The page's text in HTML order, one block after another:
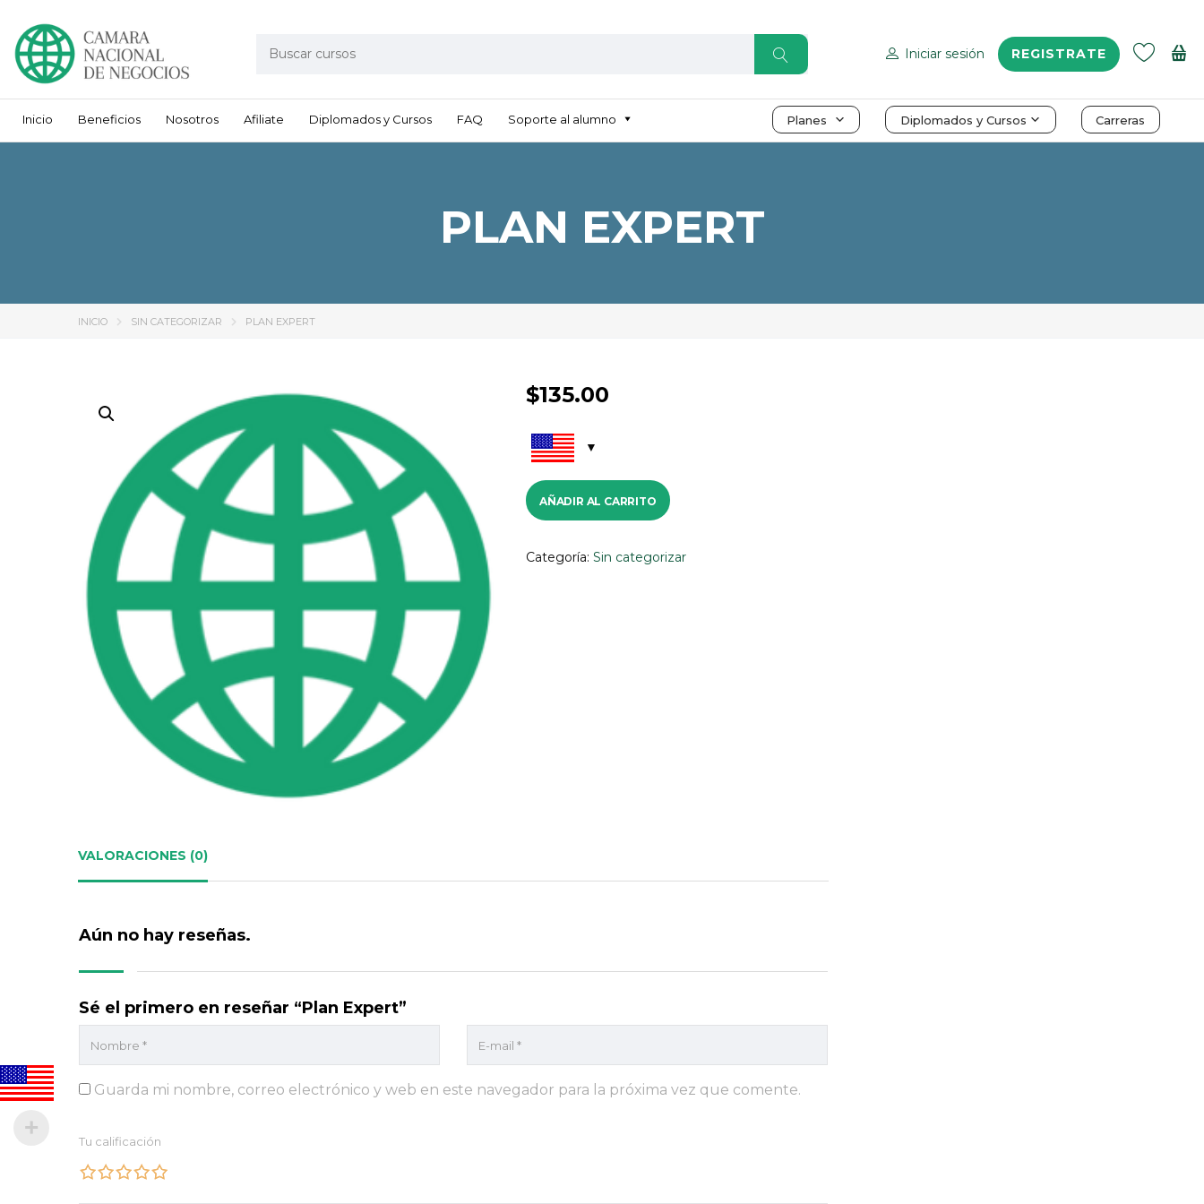
Iniciar sesión REGISTRATE
Inicio Beneficios Nosotros Afiliate Diplomados y Cursos FAQ Soporte al alumno Planes Diplomados y Cursos Carreras
PLAN EXPERT
INICIO SIN CATEGORIZAR PLAN EXPERT
$135.00
AÑADIR AL CARRITO
Categoría: Sin categorizar
VALORACIONES (0)
Aún no hay reseñas.
Sé el primero en reseñar “Plan Expert”
Guarda mi nombre, correo electrónico y web en este navegador para la próxima vez que comente.
Tu calificación